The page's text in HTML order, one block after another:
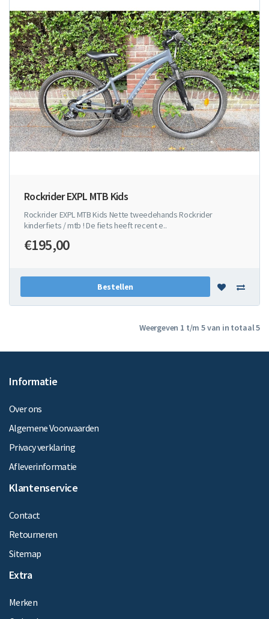
Rockrider EXPL MTB Kids
Rockrider EXPL MTB Kids Nette tweedehands Rockrider
kinderfiets / mtb ! De fiets heeft recent e..
€195,00
Bestellen
Weergeven 1 t/m 5 van in totaal 5
Informatie
Over ons
Algemene Voorwaarden
Privacy verklaring
Afleverinformatie
Klantenservice
Contact
Retourneren
Sitemap
Extra
Merken